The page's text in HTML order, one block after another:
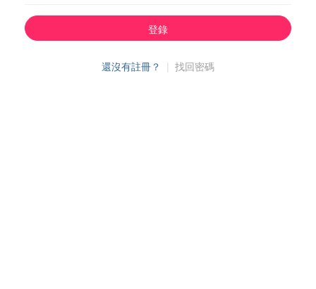
登錄
還沒有註冊？ | 找回密碼